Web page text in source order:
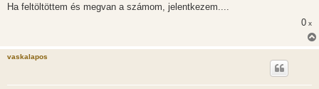
Ha feltöltöttem és megvan a számom, jelentkezem....
0 x
vaskalapos